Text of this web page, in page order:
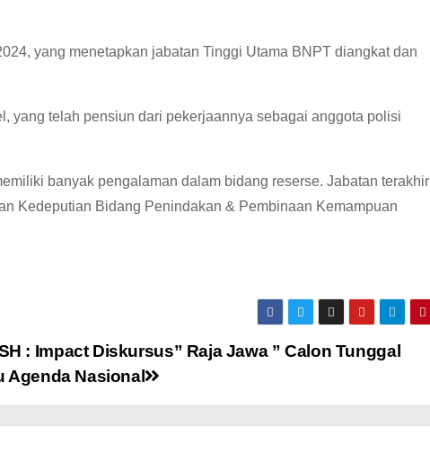
yang menetapkan jabatan Tinggi Utama BNPT diangkat dan
yang telah pensiun dari pekerjaannya sebagai anggota polisi
banyak pengalaman dalam bidang reserse. Jabatan terakhir
Kedeputian Bidang Penindakan & Pembinaan Kemampuan
: Impact Diskursus” Raja Jawa ” Calon Tunggal
Agenda Nasional